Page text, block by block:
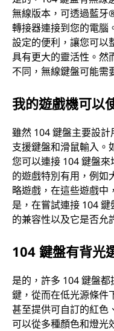
無線版本，可透過藍牙
轉接器連接到您的電腦
設定的便利，讓您可以
具有更大的靈活性。然
不同，無線鍵盤可能需
我的遊戲機可以
雖然 104 鍵盤主要設
支援鍵盤和滑鼠輸入。
您可以連接 104 鍵盤
的遊戲特別有用，例如
略遊戲，在這些遊戲中
是，在嘗試連接 104
的兼容性以及它是否允
104 鍵盤有背光
是的，許多 104 鍵盤
鍵，從而在低光源條件
甚至提供可自訂的紅色
可以從多種顏色和燈光